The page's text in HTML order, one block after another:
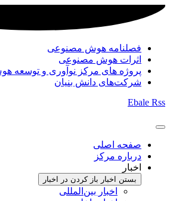
فصلنامه هوش مصنوعی
اثرات هوش مصنوعی
پروژه های مرکز نوآوری و توسعه
شرکت‌های دانش بنیان
Ebale Rss
صفحه اصلی
درباره مرکز
اخبار
بستن اخبار باز کردن در اخبار
اخبار بین‌المللی